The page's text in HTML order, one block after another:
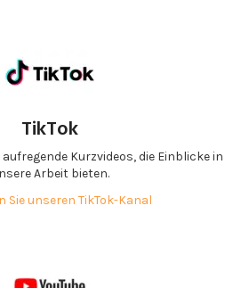
TikTok
aufregende Kurzvideos, die Einblicke in
Arbeit bieten.
Sie unseren TikTok-Kanal